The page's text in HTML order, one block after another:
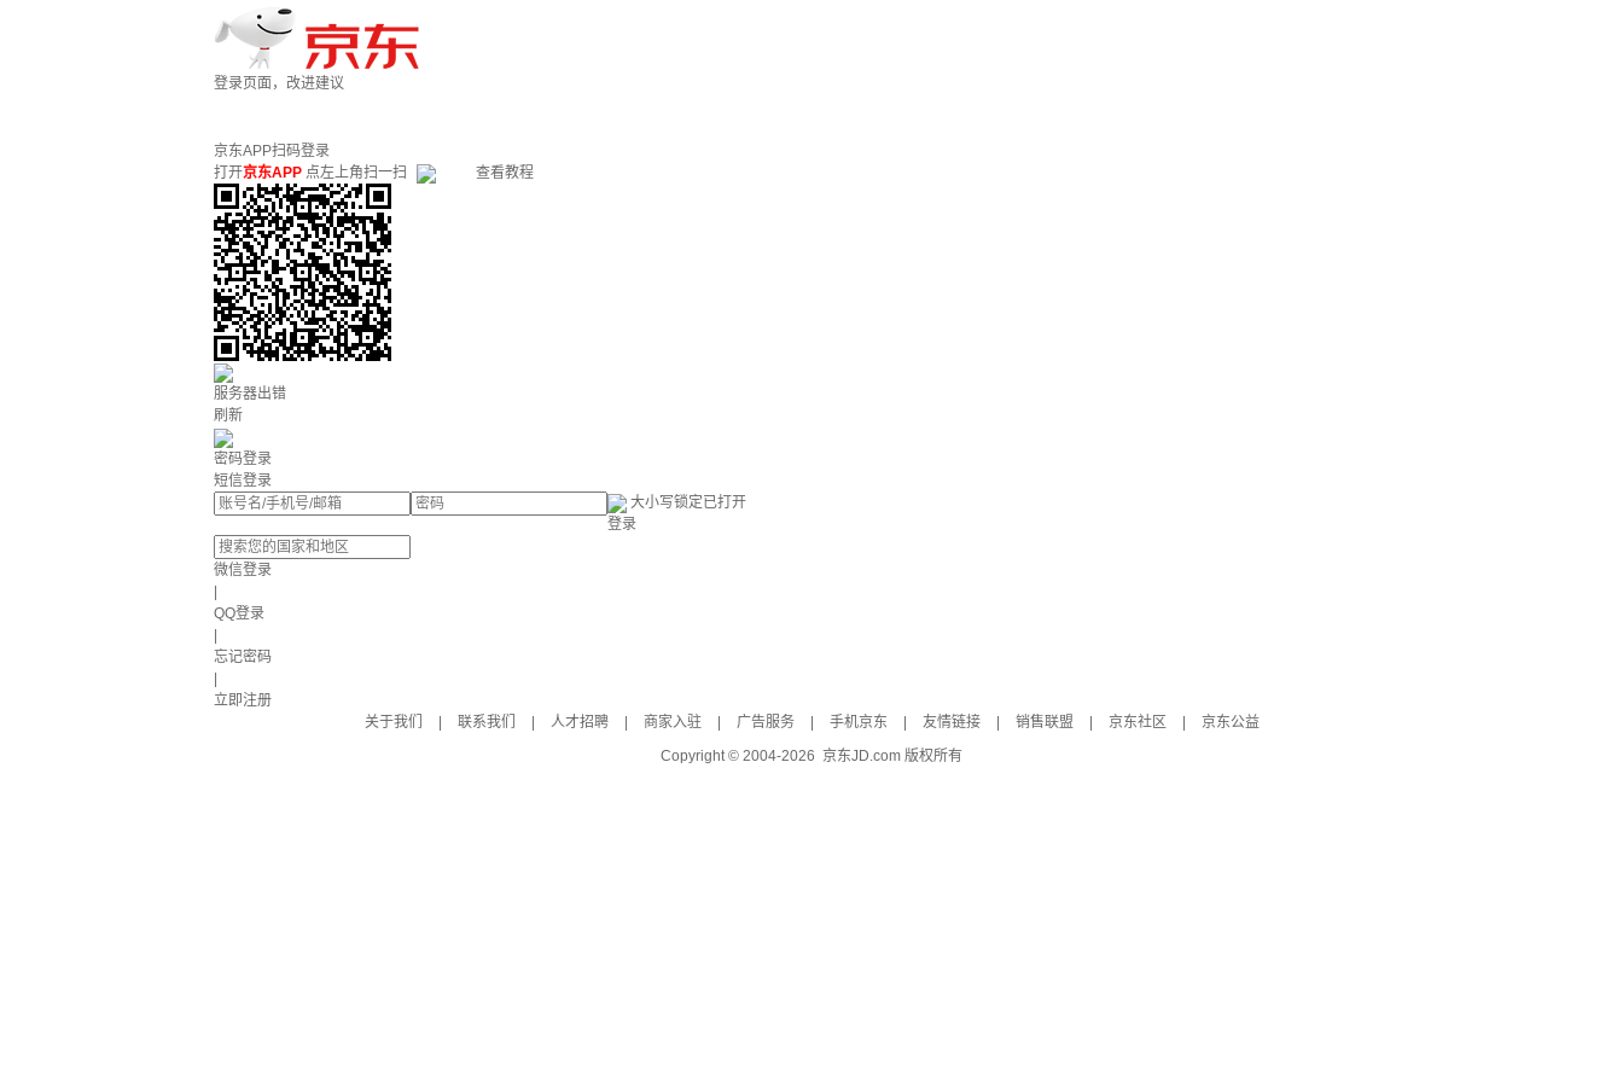
登录页面，改进建议
京东APP扫码登录
打开京东APP 点左上角扫一扫 查看教程
服务器出错
刷新
密码登录
短信登录
大小写锁定已打开
登录
微信登录
QQ登录
忘记密码
立即注册
关于我们
联系我们 人才招聘 商家入驻 广告服务 手机京东 友情链接 销售联盟 京东社区
京东公益
Copyright © 2004-2026 京东JD.com 版权所有